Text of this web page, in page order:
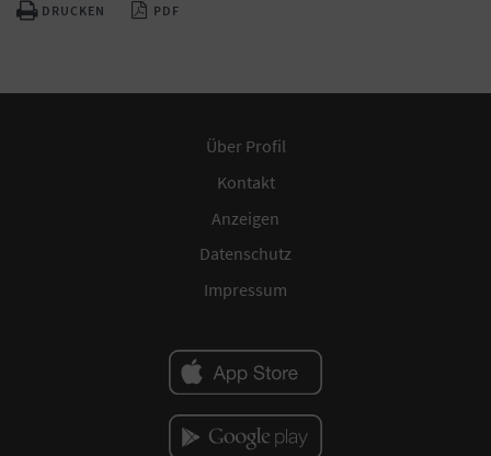
DRUCKEN PDF
Über Profil
Kontakt
Anzeigen
Datenschutz
Impressum